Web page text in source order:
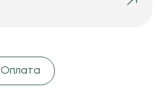
Оплата